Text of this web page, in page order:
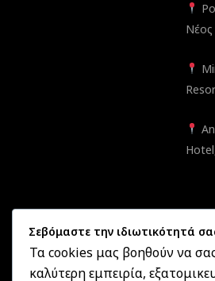
Νέος
Created by Informatique.gr2025 ©
Σεβόμαστε την ιδιωτικότητά
Τα cookies μας βοηθούν να
καλύτερη εμπειρία,